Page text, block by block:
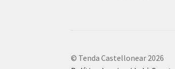
© Tenda Castellonear 2026